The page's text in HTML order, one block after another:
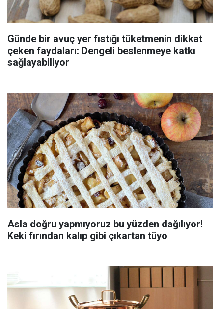
Günde bir avuç yer fıstığı tüketmenin dikkat
çeken faydaları: Dengeli beslenmeye katkı
sağlayabiliyor
Asla doğru yapmıyoruz bu yüzden dağılıyor!
Keki fırından kalıp gibi çıkartan tüyo